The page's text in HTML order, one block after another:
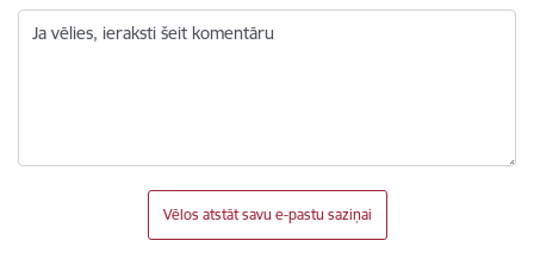
Ja vēlies, ieraksti šeit komentāru
Vēlos atstāt savu e-pastu saziņai